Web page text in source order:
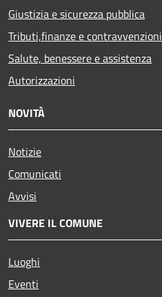
Giustizia e sicurezza pubblica
Tributi,finanze e contravvenzioni
Salute, benessere e assistenza
Autorizzazioni
NOVITÀ
Notizie
Comunicati
Avvisi
VIVERE IL COMUNE
Luoghi
Eventi